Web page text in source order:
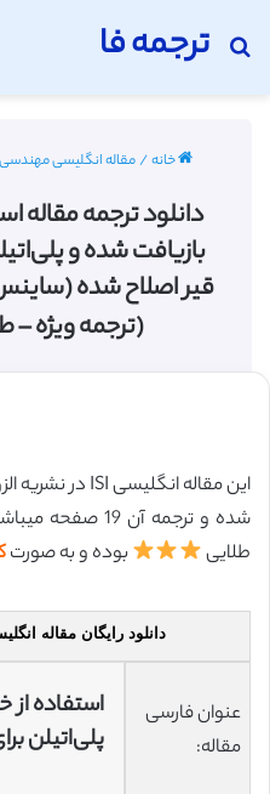
ترجمه فا
جستجو برای
خانه/مقاله انگلیسی مهندسی
دانلود ترجمه مقاله
بازیافت شده و
(ترجمه ویژه –
شده و ترجمه آن
طلایی
بوده و به صورت
دانلود رایگان مقاله
عنوان فارسی
مقاله:
استفاده
پلی‌اتیلن